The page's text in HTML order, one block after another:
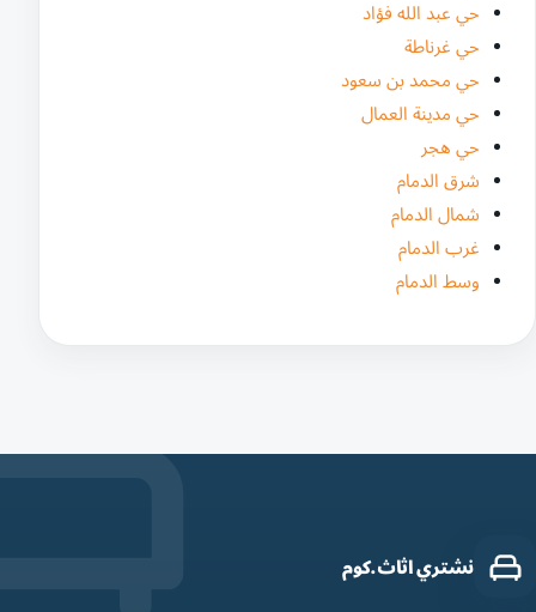
حي عبد الله فؤاد
حي غرناطة
حي محمد بن سعود
حي مدينة العمال
حي هجر
شرق الدمام
شمال الدمام
غرب الدمام
وسط الدمام
نشتري اثاث.كوم